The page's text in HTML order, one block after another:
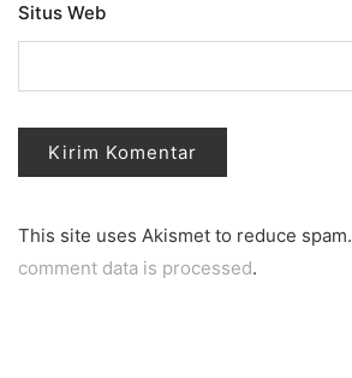
Situs Web
This site uses Akismet to reduce spam.
comment data is processed.